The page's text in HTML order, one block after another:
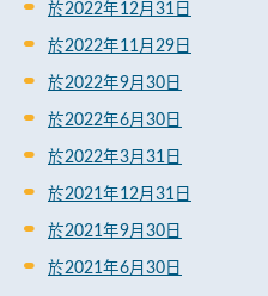
於2022年12月31日
於2022年11月29日
於2022年9月30日
於2022年6月30日
於2022年3月31日
於2021年12月31日
於2021年9月30日
於2021年6月30日